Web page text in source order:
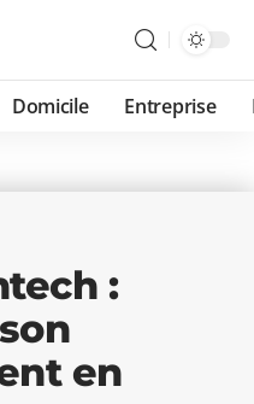
Domicile Entreprise
:
en